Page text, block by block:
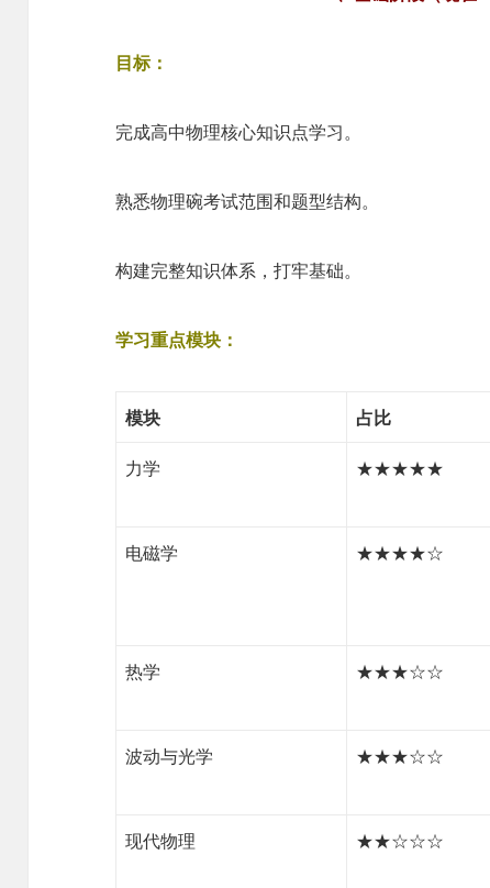
目标：
完成高中物理核心知识点学习。
熟悉物理碗考试范围和题型结构。
构建完整知识体系，打牢基础。
学习重点模块：
模块 占比
力学 ★★★★★
电磁学 ★★★★☆
热学 ★★★☆☆
波动与光学 ★★★☆☆
现代物理 ★★☆☆☆